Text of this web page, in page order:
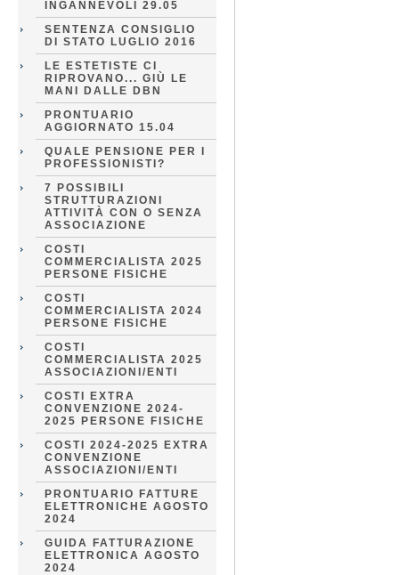
INGANNEVOLI 29.05
SENTENZA CONSIGLIO
DI STATO LUGLIO 2016
LE ESTETISTE CI
RIPROVANO... GIÙ LE
MANI DALLE DBN
PRONTUARIO
AGGIORNATO 15.04
QUALE PENSIONE PER I
PROFESSIONISTI?
7 POSSIBILI
STRUTTURAZIONI
ATTIVITÀ CON O SENZA
ASSOCIAZIONE
COSTI
COMMERCIALISTA 2025
PERSONE FISICHE
COSTI
COMMERCIALISTA 2024
PERSONE FISICHE
COSTI
COMMERCIALISTA 2025
ASSOCIAZIONI/ENTI
COSTI EXTRA
CONVENZIONE 2024-
2025 PERSONE FISICHE
COSTI 2024-2025 EXTRA
CONVENZIONE
ASSOCIAZIONI/ENTI
PRONTUARIO FATTURE
ELETTRONICHE AGOSTO
2024
GUIDA FATTURAZIONE
ELETTRONICA AGOSTO
2024